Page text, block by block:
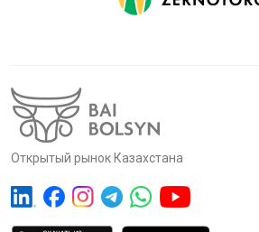
Открытый рынок Казахстана